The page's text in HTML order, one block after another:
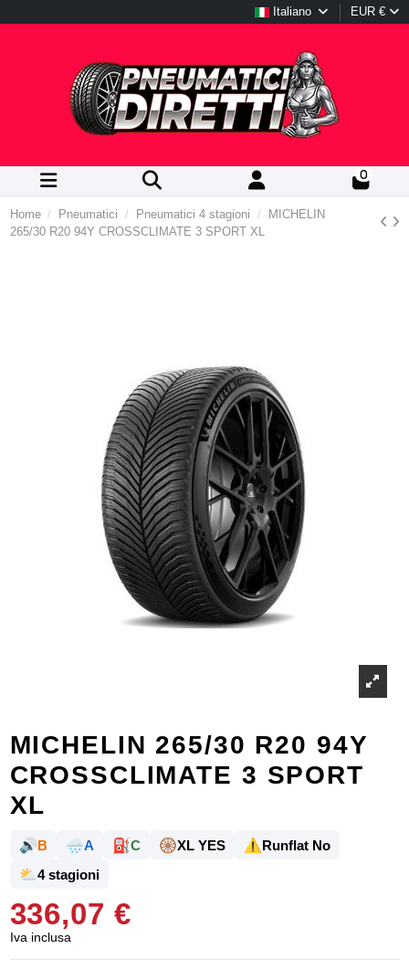
Italiano EUR €
0
Home Pneumatici Pneumatici 4 stagioni
MICHELIN
265/30 R20 94Y CROSSCLIMATE 3 SPORT XL
MICHELIN 265/30 R20 94Y
CROSSCLIMATE 3 SPORT
XL
🔊B 🌧️A ⛽C 🛞XL YES ⚠️Runflat No
⛅ 4 stagioni
336,07 €
Iva inclusa